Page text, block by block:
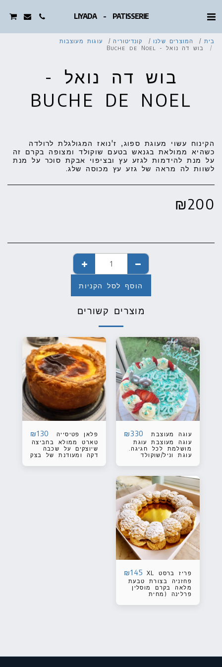
LIYADA - PATISSERIE
בית המוצרים שלנו קונדיטוריה
עוגות מעוצבות
בוש דה נואל - Buche de Noel
בוש דה נואל -
BUCHE DE NOEL
הקינוח עשוי מעוגת ספוג, ז'נואז המגולגלת לרולדה
כשהיא ממולאת בגנאש בטעם שוקולד ומצופה בקרם זה
על מנת להידמות לגזע עץ ובציפוי אבקת סוכר על מנת
לשוות לה מראה של גזע עץ מכוסה שלג.
₪200
הוסף לסל הקניות
מוצרים קשורים
עוגה מעוצבת ₪330
עוגה מעוצבת עוגת
מושלמת לכל חגיגה.
עוגת וניל/שוקולד
קרם וניל/שוקולד. ניתן
וצבע הכיתוב שעל
העוגה. ניתן לבחור
את צבע עיטוף
העוגה. קוטר 18 ס"מ
פלאן פטיסייה ₪130
טארט ממולא בחביצה
שיוצקים על שכבה
דקה ומעודנת של בצק
עלים.
פריז ברסט XL ₪145
פחזניה בצורת טבעת
מלאה בקרם מוסלין
פרלינה (מחית
פטיסייר). המאפה